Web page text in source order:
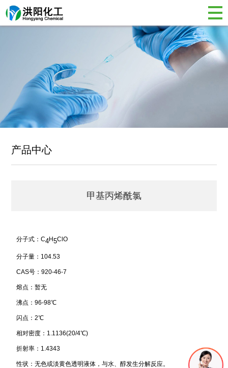
产品中心
甲基丙烯酰氯
分子式：C4H5ClO
分子量：104.53
CAS号：920-46-7
熔点：暂无
沸点：96-98℃
闪点：2℃
相对密度：1.1136(20/4℃)
折射率：1.4343
性状：无色或淡黄色透明液体，与水、醇发生分解反应。